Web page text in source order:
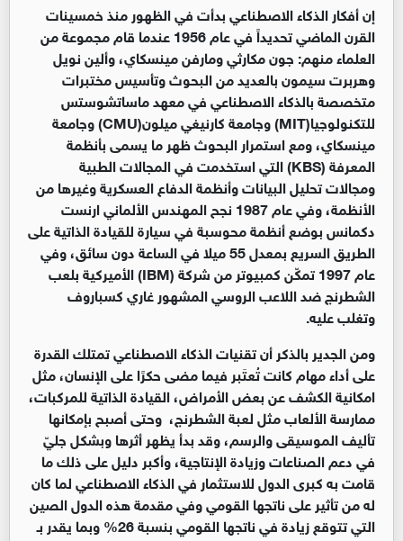
إن أفكار الذكاء الاصطناعي بدأت في الظهور منذ خمسينات
القرن الماضي تحديداً في عام 1956 عندما قام مجموعة من
العلماء منهم: جون مكارثي ومارفن مينسكاي، وألين نويل
وهربرت سيمون بالعديد من البحوث وتأسيس مختبرات
متخصصة بالذكاء الاصطناعي في معهد ماساتشوستس
للتكنولوجيا(MIT) وجامعة كارنيغي ميلون(CMU) وجامعة
مينسكاي، ومع استمرار البحوث ظهر ما يسمى بأنظمة
المعرفة (KBS) التي استخدمت في المجالات الطبية
ومجالات تحليل البيانات وأنظمة الدفاع العسكرية وغيرها من
الأنظمة، وفي عام 1987 نجح المهندس الألماني ارنست
دكمانس بوضع أنظمة محوسبة في سيارة للقيادة الذاتية على
الطريق السريع بمعدل 55 ميلا في الساعة دون سائق، وفي
عام 1997 تمكّن كمبيوتر من شركة (IBM) الأميركية بلعب
الشطرنج ضد اللاعب الروسي المشهور غاري كسباروف
وتغلب عليه.
ومن الجدير بالذكر أن تقنيات الذكاء الاصطناعي تمتلك القدرة
على أداء مهام كانت تُعتَبر فيما مضى حكرًا على الإنسان، مثل
امكانية الكشف عن بعض الأمراض، القيادة الذاتية للمركبات،
ممارسة الألعاب مثل لعبة الشطرنج، وحتى أصبح بإمكانها
تأليف الموسيقى والرسم، وقد بدأ يظهر أثرها وبشكل جليّ
في دعم الصناعات وزيادة الإنتاجية، وأكبر دليل على ذلك ما
قامت به كبرى الدول للاستثمار في الذكاء الاصطناعي لما كان
له من تأثير على ناتجها القومي وفي مقدمة هذه الدول الصين
التي تتوقع زيادة في ناتجها القومي بنسبة 26% وبما يقدر بـ